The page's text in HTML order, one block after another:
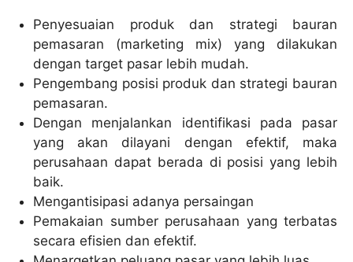
Penyesuaian produk dan strategi bauran
pemasaran (marketing mix) yang dilakukan
dengan target pasar lebih mudah.
Pengembang posisi produk dan strategi bauran
pemasaran.
Dengan menjalankan identifikasi pada pasar
yang akan dilayani dengan efektif, maka
perusahaan dapat berada di posisi yang lebih
baik.
Mengantisipasi adanya persaingan
Pemakaian sumber perusahaan yang terbatas
secara efisien dan efektif.